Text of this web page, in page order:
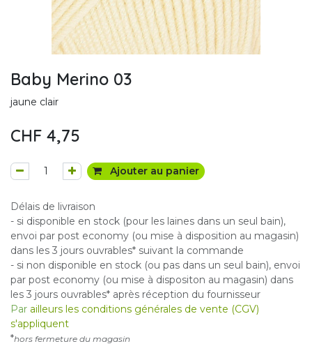
Baby Merino 03
jaune clair
CHF 4,75
Ajouter au panier
Délais de livraison
- si disponible en stock (pour les laines dans un seul bain),
envoi par post economy (ou mise à disposition au magasin)
dans les 3 jours ouvrables* suivant la commande
- si non disponible en stock (ou pas dans un seul bain), envoi
par post economy (ou mise à dispositon au magasin) dans
les 3 jours ouvrables* après réception du fournisseur
Par ailleurs les conditions générales de vente (CGV)
s'appliquent
*hors fermeture du magasin